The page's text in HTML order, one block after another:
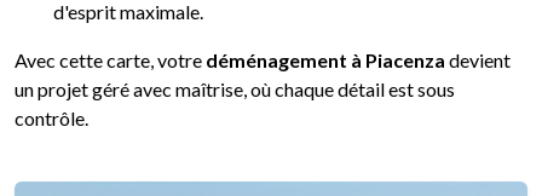
d'esprit maximale.
Avec cette carte, votre déménagement à Piacenza devient
un projet géré avec maîtrise, où chaque détail est sous
contrôle.